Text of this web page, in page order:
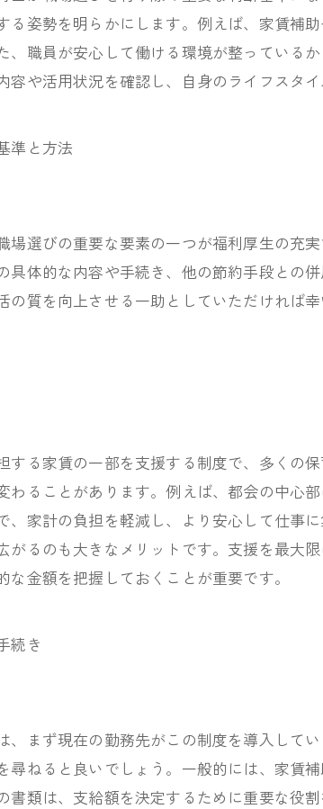
る姿勢を明らかにします。例えば、家賃補
、職員が安心して働ける環境が整っている
容や活用状況を確認し、自身のライフスタ
準と方法
場選びの重要な要素の一つが福利厚生の充
具体的な内容や手続き、他の節約手段との
質を向上させる一助としていただければ幸
する家賃の一部を支援する制度で、多くの
わることがあります。例えば、都会の中心
、家計の負担を軽減し、より安心して仕事
がるのも大きなメリットです。支援を最大
な金額を把握しておくことが重要です。
続き
、まず現在の勤務先がこの制度を導入して
尋ねると良いでしょう。一般的には、家賃
書類は、支給額を決定するために重要な役